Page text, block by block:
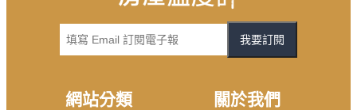
我要訂閱
網站分類 關於我們